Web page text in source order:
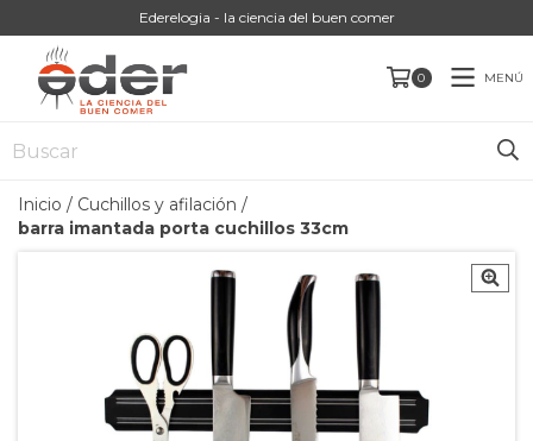
Ederelogia - la ciencia del buen comer
0 MENÚ
Inicio / Cuchillos y afilación /
barra imantada porta cuchillos 33cm